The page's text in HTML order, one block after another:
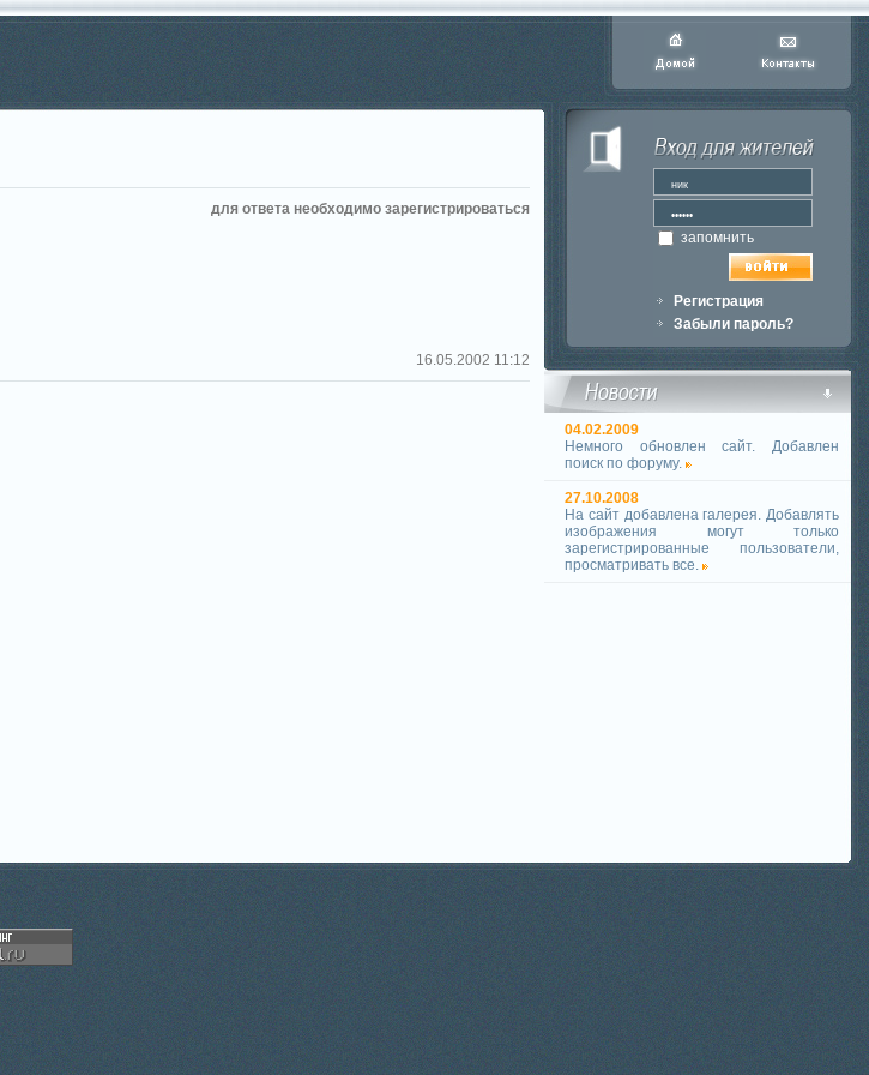
для ответа необходимо зарегистрироваться
16.05.2002 11:12
запомнить
Регистрация
Забыли пароль?
04.02.2009
Немного обновлен сайт. Добавлен
поиск по форуму.
27.10.2008
На сайт добавлена галерея. Добавлять
изображения могут только
зарегистрированные пользователи,
просматривать все.